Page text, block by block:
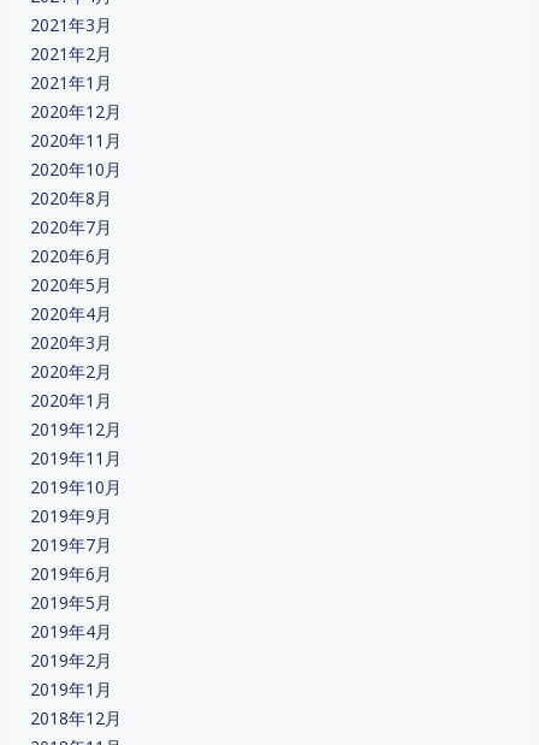
2021年3月
2021年2月
2021年1月
2020年12月
2020年11月
2020年10月
2020年8月
2020年7月
2020年6月
2020年5月
2020年4月
2020年3月
2020年2月
2020年1月
2019年12月
2019年11月
2019年10月
2019年9月
2019年7月
2019年6月
2019年5月
2019年4月
2019年2月
2019年1月
2018年12月